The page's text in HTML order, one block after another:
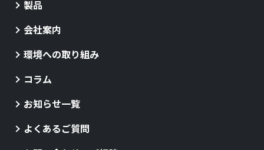
製品
会社案内
環境への取り組み
コラム
お知らせ一覧
よくあるご質問